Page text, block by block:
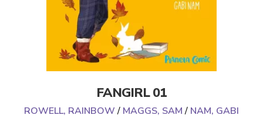
FANGIRL 01
ROWELL, RAINBOW/ MAGGS, SAM/ NAM, GABI